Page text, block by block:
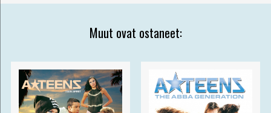
Muut ovat ostaneet: